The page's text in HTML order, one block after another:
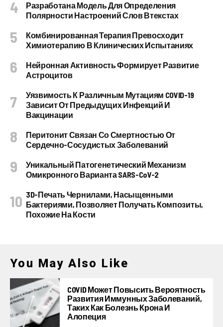
Разработана Модель Для Определения
Полярности Настроений Слов Втекстах
Комбинированная Терапия Превосходит
Химиотерапию В Клинических Испытаниях
Нейронная Активность Формирует Развитие
Астроцитов
Уязвимость К Различным Мутациям COVID-19
Зависит От Предыдущих Инфекций И
Вакцинации
Перитонит Связан Со Смертностью От
Сердечно-Сосудистых Заболеваний
Уникальный Патогенетический Механизм
Омикронного Варианта SARS-CoV-2
3D-Печать Чернилами, Насыщенными
Бактериями, Позволяет Получать Композиты,
Похожие На Кости
You May Also Like
COVID Может Повысить Вероятность
Развития Иммунных Заболеваний,
Таких Как Болезнь Крона И
Алопеция